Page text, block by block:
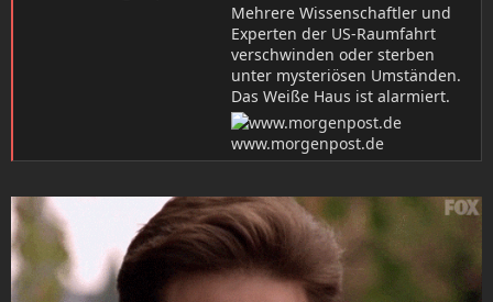
Mehrere Wissenschaftler und
Experten der US-Raumfahrt
verschwinden oder sterben
unter mysteriösen Umständen.
Das Weiße Haus ist alarmiert.
www.morgenpost.de